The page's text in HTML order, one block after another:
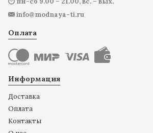
info@modnaya-ti.ru
Оплата
Информация
Доставка
Оплата
Контакты